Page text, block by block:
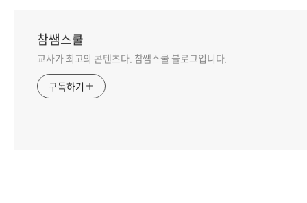
참쌤스쿨
교사가 최고의 콘텐츠다. 참쌤스쿨 블로그입니다.
구독하기